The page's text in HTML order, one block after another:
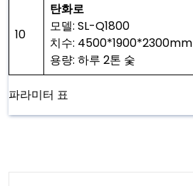
10
탄화로
모델: SL-Q1800
치수: 4500*1900*2300mm
용량: 하루 2톤 숯
파라미터 표